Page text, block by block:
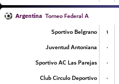
Argentina Torneo Federal A
Sportivo Belgrano
۱
Juventud Antoniana
۰
Sportivo AC Las Parejas
۰
Club Circulo Deportivo
۰